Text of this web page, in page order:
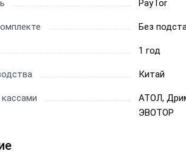
Сканеры
Сканеры для 1С
Сканеры ЕГАИС
PayTor
Без
1 год
Китай
АТОЛ,
ЭВОТОР